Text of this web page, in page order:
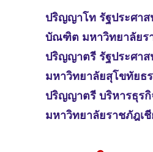
ปริญญาโท รัฐประศา
บัณฑิต มหาวิทยาลัยร
ปริญญาตรี รัฐประศา
มหาวิทยาลัยสุโขทัยธ
ปริญญาตรี บริหารธุร
มหาวิทยาลัยราชภัฎเ